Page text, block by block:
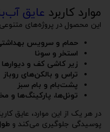
موارد کاربرد عایق
این محصول در پروژه‌های
حمام و سرویس
استخر و سونا
زیر کاشی کف و دیوارها
تراس و بالکن‌های روباز
پشت‌بام و بام سبز
تونل‌ها، پارکینگ‌ها و
در هر یک از این موارد، عایق
پوسیدگی جلوگیری می‌کند و